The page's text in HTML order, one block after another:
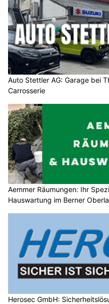
Auto Stettler AG: Garage bei
Carrosserie
Aemmer Räumungen: Ihr
Hauswartung im Berner
Herosec GmbH: